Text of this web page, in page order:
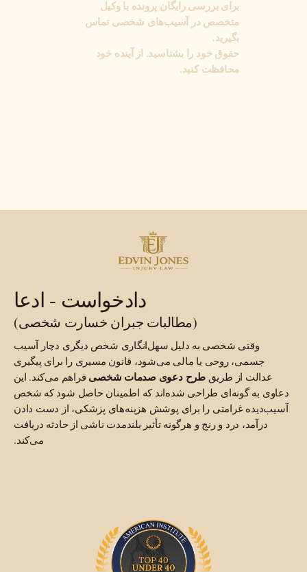
برای بررسی رایگان پرونده با وکیل
متخصص در آسیب‌های شخصی تماس
حقوق خود را بشناسید. از آینده خود
محافظت کنید.
دادخواست - ادعا
(مطالبات جبران خسارت شخصی)
وقتی شخصی به دلیل سهل‌انگاری شخص دیگری دچار آسیب
روحی یا مالی می‌شود، قانون مسیری را برای پیگیری
از طریقطرح دعوی صدمات شخصیفراهم می‌کند. این
به گونه‌ای طراحی شده‌اند که اطمینان حاصل شود که شخص
غرامتی را برای پوشش هزینه‌های پزشکی، از دست دادن
درد و رنج و هرگونه تأثیر بلندمدت ناشی از حادثه دریافت